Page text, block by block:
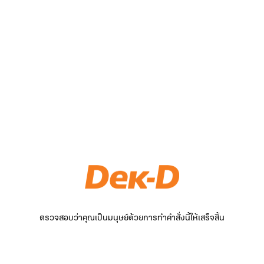
ตรวจสอบว่าคุณเป็นมนุษย์ด้วยการทำคำสั่งนี้ให้เสร็จสิ้น